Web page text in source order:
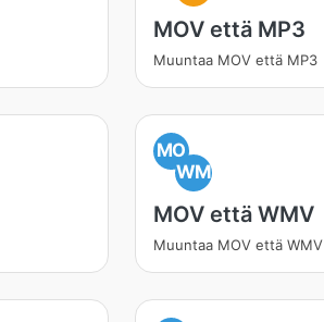
MOV että MP3
Muuntaa MOV että MP3
MO
WM
MOV että WMV
Muuntaa MOV että WMV